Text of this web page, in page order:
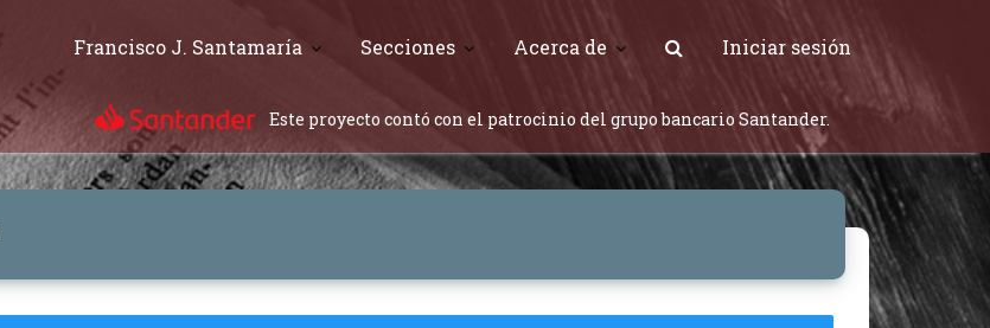
Francisco J. Santamaría Secciones Acerca de Iniciar sesión
Este proyecto contó con el patrocinio del grupo bancario Santander.